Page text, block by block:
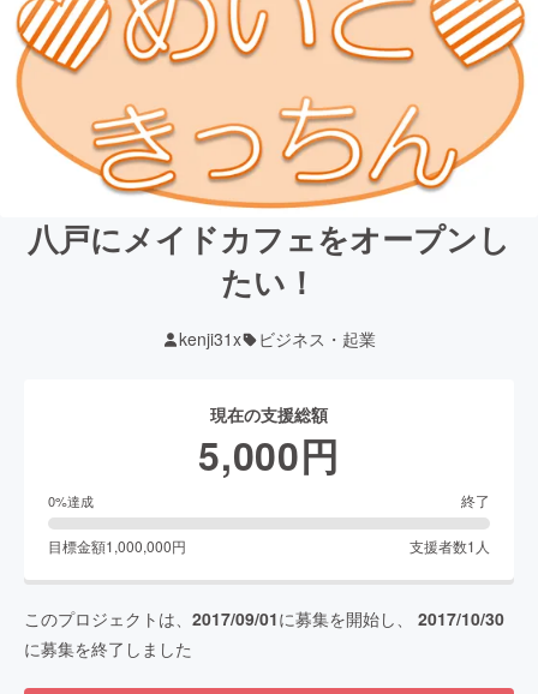
八戸にメイドカフェをオープンし
たい！
kenji31x ビジネス・起業
現在の支援総額
5,000円
0%達成 終了
目標金額1,000,000円 支援者数1 人
このプロジェクトは、 2017/09/01に募集を開始し、 2017/10/30
に募集を終了しました